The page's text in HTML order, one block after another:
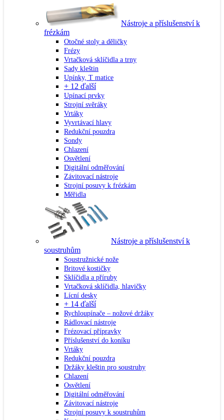
Nástroje a příslušenství k
frézkám
Otočné stoly a děličky
Frézy
Vrtačková sklíčidla a trny
Sady kleštin
Upínky, T matice
+ 12 ďalší
Upínací prvky
Strojní svěráky
Vrtáky
Vyvrtávací hlavy
Redukční pouzdra
Sondy
Chlazení
Osvětlení
Digitální odměřování
Závitovací nástroje
Strojní posuvy k frézkám
Měřidla
Nástroje a příslušenství k
soustruhům
Soustružnické nože
Britové kostičky
Sklíčidla a příruby
Vrtačková sklíčidla, hlavičky
Lícní desky
+ 14 ďalší
Rychloupínače – nožové držáky
Rádlovací nástroje
Frézovací přípravky
Příslušenství do koníku
Vrtáky
Redukční pouzdra
Držáky kleštin pro soustruhy
Chlazení
Osvětlení
Digitální odměřování
Závitovací nástroje
Strojní posuvy k soustruhům